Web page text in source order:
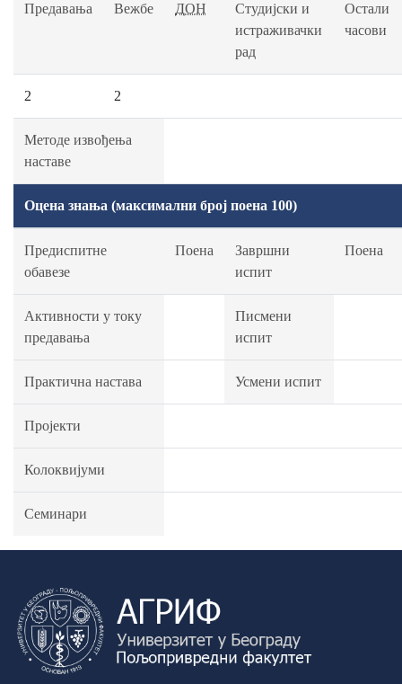
Предавања Вежбе ДОН
Студијски и
истраживачки
рад
Остали
часови
2 2
Методе извођења
наставе
Оцена знања (максимални број поена 100)
Предиспитне
обавезе
Поена
Завршни
испит
Поена
Активности у току
предавања
Писмени
испит
Практична настава Усмени испит
Пројекти
Колоквијуми
Семинари